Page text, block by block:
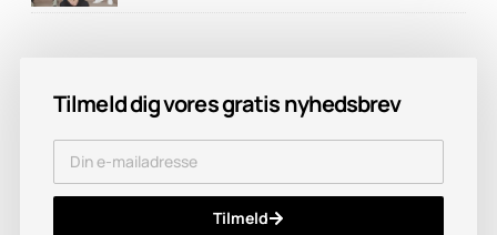
Tilmeld dig vores gratis nyhedsbrev
Tilmeld